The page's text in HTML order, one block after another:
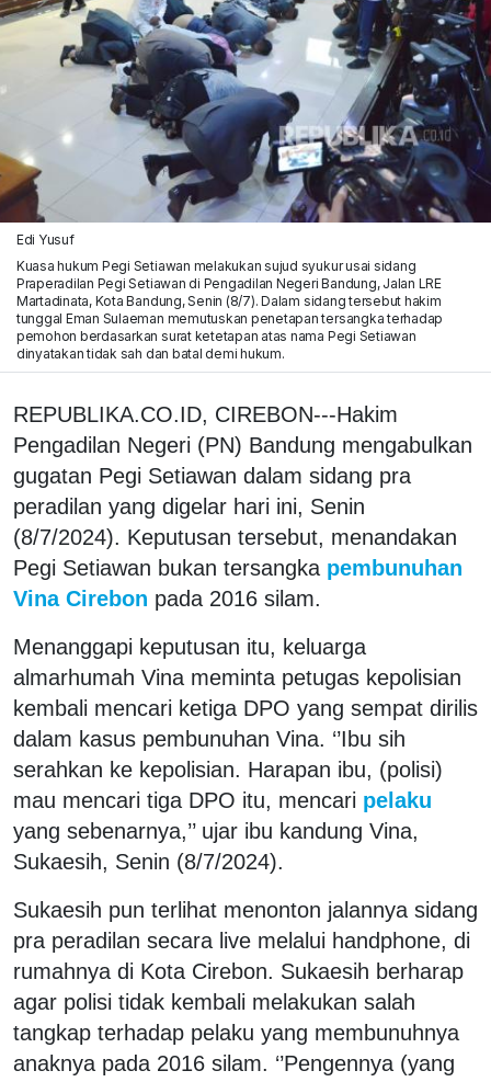
Edi Yusuf
Kuasa hukum Pegi Setiawan melakukan sujud syukur usai sidang
Praperadilan Pegi Setiawan di Pengadilan Negeri Bandung, Jalan LRE
Martadinata, Kota Bandung, Senin (8/7). Dalam sidang tersebut hakim
tunggal Eman Sulaeman memutuskan penetapan tersangka terhadap
pemohon berdasarkan surat ketetapan atas nama Pegi Setiawan
dinyatakan tidak sah dan batal demi hukum.
REPUBLIKA.CO.ID, CIREBON---Hakim
Pengadilan Negeri (PN) Bandung mengabulkan
gugatan Pegi Setiawan dalam sidang pra
peradilan yang digelar hari ini, Senin
(8/7/2024). Keputusan tersebut, menandakan
Pegi Setiawan bukan tersangka pembunuhan
Vina Cirebon pada 2016 silam.
Menanggapi keputusan itu, keluarga
almarhumah Vina meminta petugas kepolisian
kembali mencari ketiga DPO yang sempat dirilis
dalam kasus pembunuhan Vina. ‘’Ibu sih
serahkan ke kepolisian. Harapan ibu, (polisi)
mau mencari tiga DPO itu, mencari pelaku
yang sebenarnya,’’ ujar ibu kandung Vina,
Sukaesih, Senin (8/7/2024).
Sukaesih pun terlihat menonton jalannya sidang
pra peradilan secara live melalui handphone, di
rumahnya di Kota Cirebon. Sukaesih berharap
agar polisi tidak kembali melakukan salah
tangkap terhadap pelaku yang membunuhnya
anaknya pada 2016 silam. ‘’Pengennya (yang